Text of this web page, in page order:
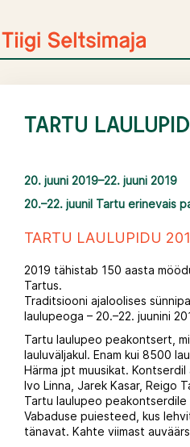
content
TARTU
20. juuni 2019–22. juuni 2019
20.–22. juunil Tartu erinevais
TARTU LAULUPIDU
2019 tähistab 150 aasta
Tartus.
Traditsiooni ajaloolises
laulupeoga – 20.–22. juunini
Tartu laulupeo peakontsert,
lauluväljakul. Enam kui 8500
Härma jpt muusikat.
Ivo Linna, Jarek Kasar, Reigo
Tartu laulupeo peakontserdile
Vabaduse puiesteed, kus
tänavat. Kahte viimast